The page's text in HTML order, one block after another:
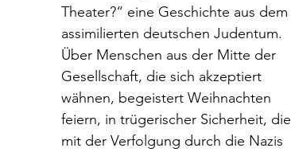
Theater?“ eine Geschichte aus dem
assimilierten deutschen Judentum.
Über Menschen aus der Mitte der
Gesellschaft, die sich akzeptiert
wähnen, begeistert Weihnachten
feiern, in trügerischer Sicherheit, die
mit der Verfolgung durch die Nazis